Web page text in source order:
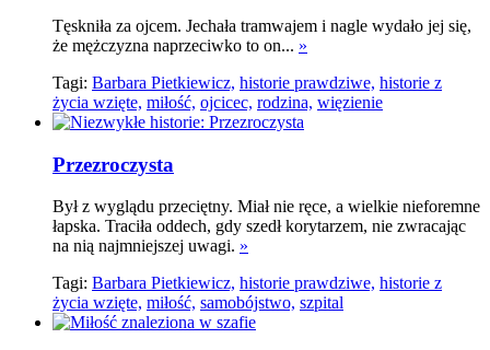
Tęskniła za ojcem. Jechała tramwajem i nagle wydało jej się,
że mężczyzna naprzeciwko to on... »
Tagi: Barbara Pietkiewicz, historie prawdziwe, historie z
życia wzięte, miłość, ojcicec, rodzina, więzienie
Przezroczysta
Był z wyglądu przeciętny. Miał nie ręce, a wielkie nieforemne
łapska. Traciła oddech, gdy szedł korytarzem, nie zwracając
na nią najmniejszej uwagi. »
Tagi: Barbara Pietkiewicz, historie prawdziwe, historie z
życia wzięte, miłość, samobójstwo, szpital